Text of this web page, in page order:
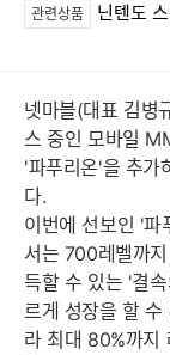
관련상품 닌텐도
넷마블(대표 김병
스 중인 모바일
'파푸리온'을 추가
다.
이번에 선보인 '파
서는 700레벨까
득할 수 있는 '결
르게 성장을 할 수
라 최대 80%까지